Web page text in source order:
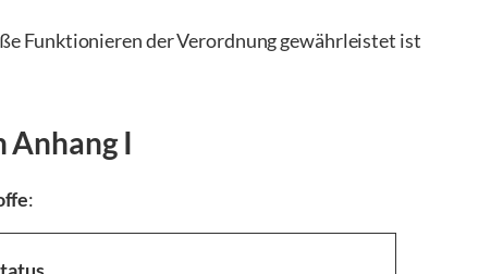
Funktionieren der Verordnung gewährleistet ist
Anhang I
: